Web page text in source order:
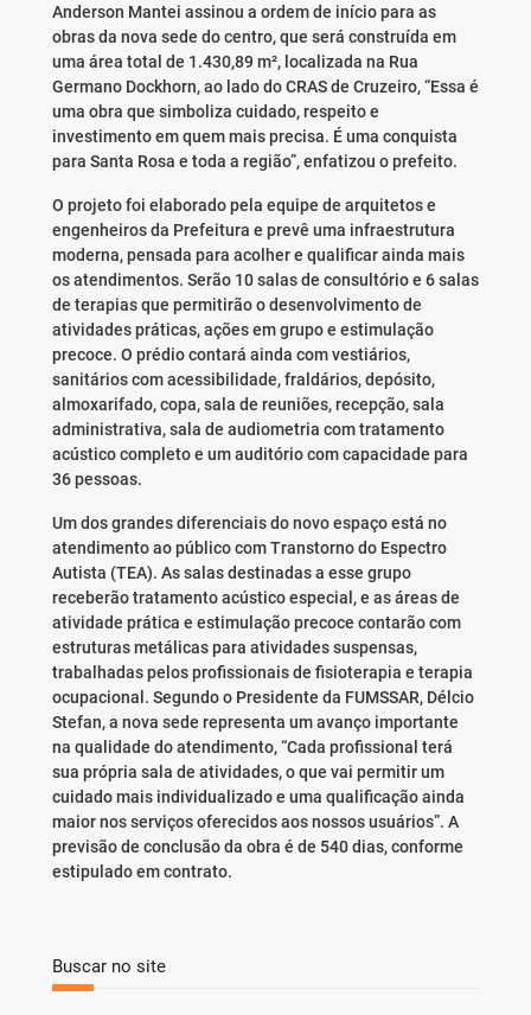
Anderson Mantei assinou a ordem de início para as
obras da nova sede do centro, que será construída em
uma área total de 1.430,89 m², localizada na Rua
Germano Dockhorn, ao lado do CRAS de Cruzeiro, “Essa é
uma obra que simboliza cuidado, respeito e
investimento em quem mais precisa. É uma conquista
para Santa Rosa e toda a região”, enfatizou o prefeito.
O projeto foi elaborado pela equipe de arquitetos e
engenheiros da Prefeitura e prevê uma infraestrutura
moderna, pensada para acolher e qualificar ainda mais
os atendimentos. Serão 10 salas de consultório e 6 salas
de terapias que permitirão o desenvolvimento de
atividades práticas, ações em grupo e estimulação
precoce. O prédio contará ainda com vestiários,
sanitários com acessibilidade, fraldários, depósito,
almoxarifado, copa, sala de reuniões, recepção, sala
administrativa, sala de audiometria com tratamento
acústico completo e um auditório com capacidade para
36 pessoas.
Um dos grandes diferenciais do novo espaço está no
atendimento ao público com Transtorno do Espectro
Autista (TEA). As salas destinadas a esse grupo
receberão tratamento acústico especial, e as áreas de
atividade prática e estimulação precoce contarão com
estruturas metálicas para atividades suspensas,
trabalhadas pelos profissionais de fisioterapia e terapia
ocupacional. Segundo o Presidente da FUMSSAR, Délcio
Stefan, a nova sede representa um avanço importante
na qualidade do atendimento, “Cada profissional terá
sua própria sala de atividades, o que vai permitir um
cuidado mais individualizado e uma qualificação ainda
maior nos serviços oferecidos aos nossos usuários”. A
previsão de conclusão da obra é de 540 dias, conforme
estipulado em contrato.
Buscar no site